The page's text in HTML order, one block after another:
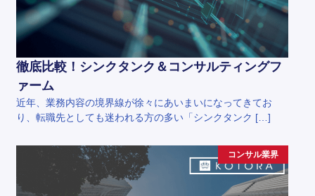
徹底比較！シンクタンク＆コンサルティングフ
ァーム
近年、業務内容の境界線が徐々にあいまいになってきてお
り、転職先としても迷われる方の多い「シンクタンク […]
コンサル業界